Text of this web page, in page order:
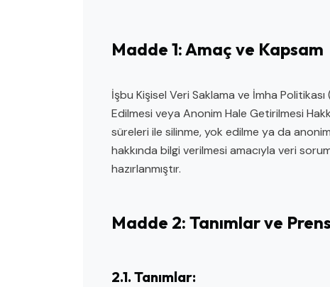
Madde 1: Amaç ve Kapsam
İşbu Kişisel Veri Saklama ve İmha Politikası
Edilmesi veya Anonim Hale Getirilmesi
süreleri ile silinme, yok edilme ya da
hakkında bilgi verilmesi amacıyla veri
hazırlanmıştır.
Madde 2: Tanımlar ve
2.1. Tanımlar: